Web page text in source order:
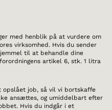
med henblik på at vurdere om
virksomhed. Hvis du sender
til at behandle dine
artikel 6, stk. 1 litra
opslået job, så vil vi bortskaffe
ansættes, og umiddelbart efter
Hvis du indgår i et